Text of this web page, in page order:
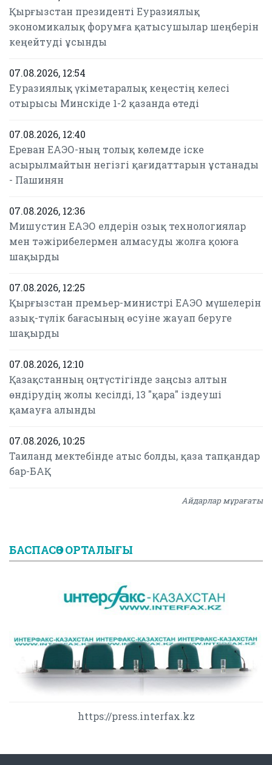
Қырғызстан президенті Еуразиялық
экономикалық форумға қатысушылар шеңберін
кеңейтуді ұсынды
07.08.2026, 12:54
Еуразиялық үкіметаралық кеңестің келесі
отырысы Минскіде 1-2 қазанда өтеді
07.08.2026, 12:40
Ереван ЕАЭО-ның толық көлемде іске
асырылмайтын негізгі қағидаттарын ұстанады
- Пашинян
07.08.2026, 12:36
Мишустин ЕАЭО елдерін озық технологиялар
мен тәжірибелермен алмасуды жолға қоюға
шақырды
07.08.2026, 12:25
Қырғызстан премьер-министрі ЕАЭО мүшелерін
азық-түлік бағасының өсуіне жауап беруге
шақырды
07.08.2026, 12:10
Қазақстанның оңтүстігінде заңсыз алтын
өндірудің жолы кесілді, 13 "қара" іздеуші
қамауға алынды
07.08.2026, 10:25
Таиланд мектебінде атыс болды, қаза тапқандар
бар-БАҚ
Айдарлар мұрағаты
БАСПАСӨЗ ОРТАЛЫҒЫ
https://press.interfax.kz